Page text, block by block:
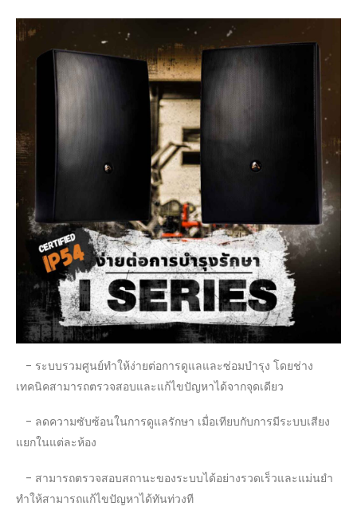
- ระบบรวมศูนย์ทำให้ง่ายต่อการดูแลและซ่อมบำรุง โดยช่าง
เทคนิคสามารถตรวจสอบและแก้ไขปัญหาได้จากจุดเดียว
- ลดความซับซ้อนในการดูแลรักษา เมื่อเทียบกับการมีระบบเสียง
แยกในแต่ละห้อง
- สามารถตรวจสอบสถานะของระบบได้อย่างรวดเร็วและแม่นยำ
ทำให้สามารถแก้ไขปัญหาได้ทันท่วงที